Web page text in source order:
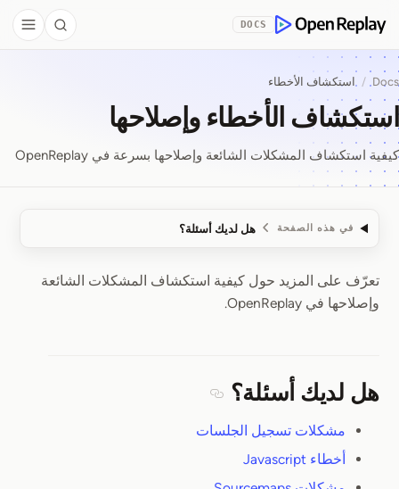
OpenReplay
DOCS
Search
Docs
/ استكشاف الأخطاء
استكشاف الأخطاء وإصلاحها
كيفية استكشاف المشكلات الشائعة وإصلاحها بسرعة في OpenReplay
في هذه الصفحة هل لديك أسئلة؟
استكشاف الأخطاء
تعرّف على المزيد حول كيفية استكشاف المشكلات الشائعة
وإصلاحها في OpenReplay.
هل لديك أسئلة؟
مشكلات تسجيل الجلسات
أخطاء Javascript